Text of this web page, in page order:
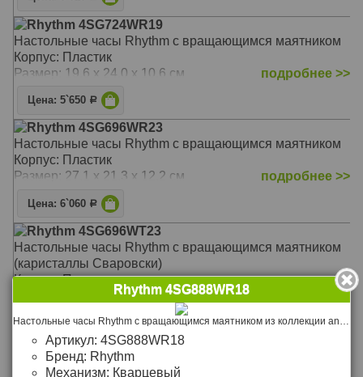
Rhythm 4SG724WR19
Настольные часы Rhythm c вращающимся маятником
Корпус: Пластик
Размер: 19.6 x 24.0 x 10.6 см
подробнее >>
Цена: 5`650 Р
Rhythm 4SG696WR23
Настольные часы Rhythm c вращающимся маятником
Корпус: Пластик
Размер: 27.1 x 21.3 x 12.2 см
подробнее >>
Цена: 6`060 Р
Rhythm 4SG696WT23
Настольные часы Rhythm c вращающимся маятником
(каристаллы Сваровски)
Корпус: Пластик
Размер: 21.3 x 27.1 x 12.2 см
подробнее >>
Цена: 6`340Р
Rhythm 4RH775WD18
Настольные часы с мелодией
Rhythm 4SG888WR18
Настольные часы Rhythm c вращающимся маятником из коллекции anniversary под колбой
Артикул: 4SG888WR18
Бренд: Rhythm
Механизм: Кварцевый